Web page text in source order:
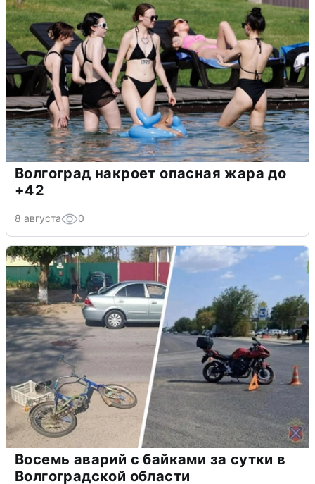
Волгоград накроет опасная жара до
+42
8 августа 0
Восемь аварий с байками за сутки в
Волгоградской области